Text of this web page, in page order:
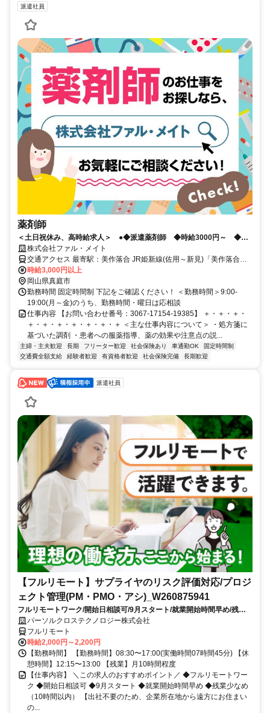
派遣社員
薬剤師
＜土日祝休み、高時給求人＞ ●◆派遣薬剤師 ◆時給3000円～ ◆遠
方の方には住居のご用意も検討可能
株式会社ファル・メイト
交通アクセス 最寄駅：美作落合 JR姫新線(佐用～新見)「美作落合」
から車15分
時給3,000円以上
岡山県真庭市
勤務時間 固定時間制 下記をご確認ください！ ＜勤務時間＞9:00-
19:00(月～金)のうち、勤務時間・曜日は応相談
仕事内容 【お問い合わせ番号：3067-17154-19385】 ＋・＋・＋・
＋・＋・＋・＋・＋・＋・＋ ＜主な仕事内容について＞ ・処方箋に
基づいた調剤 ・患者への服薬指導、薬の効果や注意点の説...
主婦・主夫歓迎 長期 フリーター歓迎 社会保険あり 車通勤OK
固定時間制
交通費全額支給
経験者歓迎 有資格者歓迎 社会保険完備 長期歓迎
派遣社員
【フルリモート】サプライヤのリスク評価対応/プロジ
ェクト管理(PM・PMO・アシ)_W260875941
フルリモートワーク/開始日相談可/9月スタート/就業開始時間早め/残業
少なめ（10時間以内）
パーソルクロステクノロジー株式会社
フルリモート
時給2,000円～2,200円
【勤務時間】 【勤務時間】08:30〜17:00(実働時間07時間45分) 【休
憩時間】12:15〜13:00 【残業】月10時間程度
【仕事内容】 ＼この求人のおすすめポイント／ ◆フルリモートワー
ク ◆開始日相談可 ◆9月スタート ◆就業開始時間早め ◆残業少なめ
（10時間以内） 【出社不要のため、企業所在地から遠方にお住まい
の...